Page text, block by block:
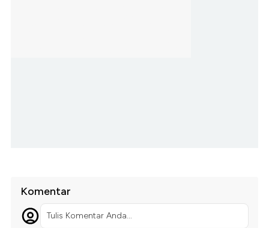
Komentar
Tulis Komentar Anda...